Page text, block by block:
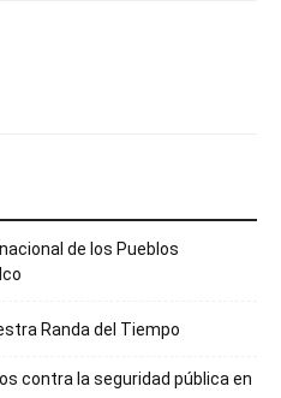
de los Pueblos
Randa del Tiempo
contra la seguridad pública en